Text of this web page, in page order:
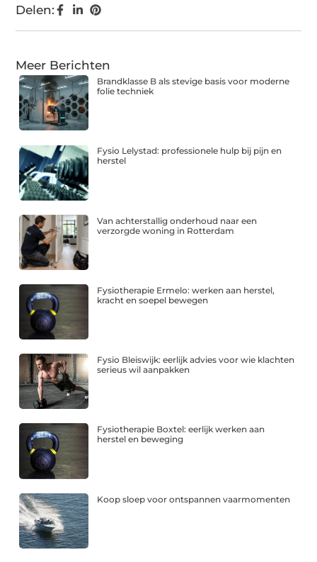
Delen:
Meer Berichten
Brandklasse B als stevige basis voor moderne
folie techniek
Fysio Lelystad: professionele hulp bij pijn en
herstel
Van achterstallig onderhoud naar een
verzorgde woning in Rotterdam
Fysiotherapie Ermelo: werken aan herstel,
kracht en soepel bewegen
Fysio Bleiswijk: eerlijk advies voor wie klachten
serieus wil aanpakken
Fysiotherapie Boxtel: eerlijk werken aan
herstel en beweging
Koop sloep voor ontspannen vaarmomenten